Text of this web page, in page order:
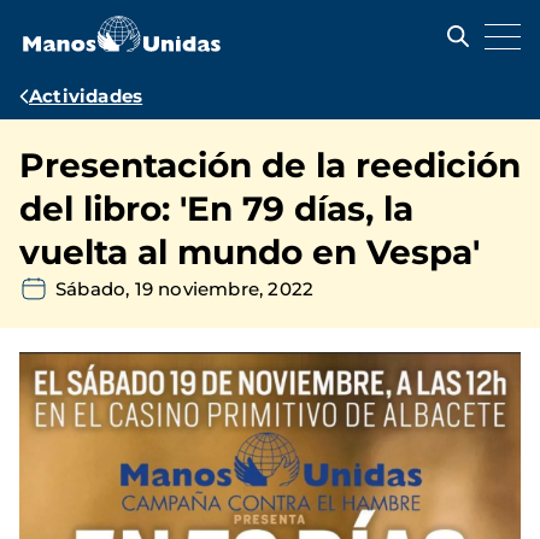
contenido
Ruta
navegación
Actividades
Presentación de la reedición
del libro: 'En 79 días, la
vuelta al mundo en Vespa'
Sábado, 19 noviembre, 2022